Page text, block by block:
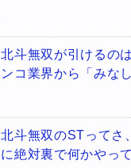
北斗無双が引けるの
ンコ業界から「みな
北斗無双のSTってさ
に絶対裏で何かやっ